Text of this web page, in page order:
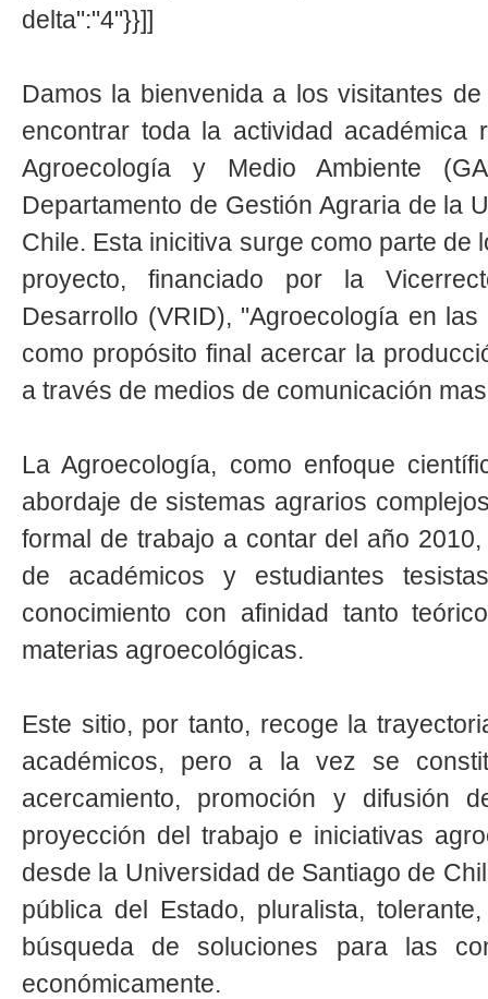
delta":"4"}}]]
Damos la bienvenida a los visitantes
encontrar toda la actividad académica
Agroecología y Medio Ambiente
Departamento de Gestión Agraria de la
Chile. Esta inicitiva surge como parte de
proyecto, financiado por la
Desarrollo (VRID), "Agroecología en
como propósito final acercar la
a través de medios de comunicación
La Agroecología, como enfoque
abordaje de sistemas agrarios
formal de trabajo a contar del año
de académicos y estudiantes
conocimiento con afinidad tanto
materias agroecológicas.
Este sitio, por tanto, recoge la
académicos, pero a la vez se
acercamiento, promoción y difusión
proyección del trabajo e iniciativas
desde la Universidad de Santiago de
pública del Estado, pluralista,
búsqueda de soluciones para las
económicamente.